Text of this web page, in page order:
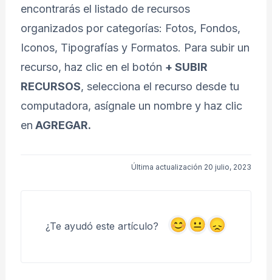
encontrarás el listado de recursos
organizados por categorías: Fotos, Fondos,
Iconos, Tipografías y Formatos. Para subir un
recurso, haz clic en el botón + SUBIR
RECURSOS, selecciona el recurso desde tu
computadora, asígnale un nombre y haz clic
en AGREGAR.
Última actualización 20 julio, 2023
¿Te ayudó este artículo?